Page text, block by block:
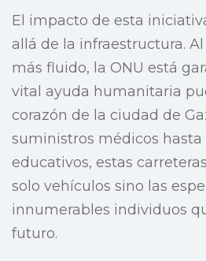
El impacto de esta
allá de la infraestructura.
más fluido, la ONU está
vital ayuda humanitaria
corazón de la ciudad de
suministros médicos
educativos, estas
solo vehículos sino las
innumerables individuos
futuro.